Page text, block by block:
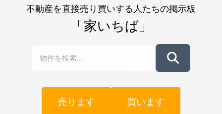
不動産を直接売り買いする人たちの掲示板
「家いちば」
売ります 買います